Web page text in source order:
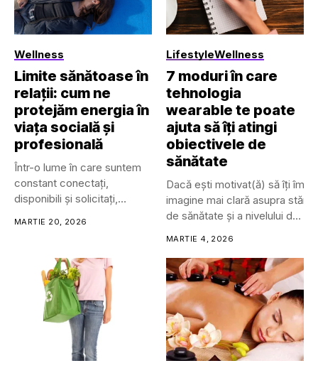
Wellness
Limite sănătoase în
relații: cum ne
protejăm energia în
viața socială și
profesională
Într-o lume în care suntem
constant conectați,
disponibili și solicitați,
MARTIE 20, 2026
LifestyleWellness
7 moduri în care
tehnologia
wearable te poate
ajuta să îți atingi
obiectivele de
sănătate
Dacă ești motivat(ă) să îți
imagine mai clară asupra stării
de sănătate și a nivelului de
Trackerele de sănătate și
pot avea mai multe forme,
• Dispozitive cu prindere (clip-
on)
• Îmbrăcăminte inteligentă
• Ochelari și lentile de
contact inteligente
• Căști/headset-uri...
MARTIE 4, 2026